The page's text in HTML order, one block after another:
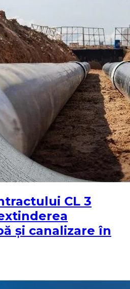
CL 3
și canalizare în